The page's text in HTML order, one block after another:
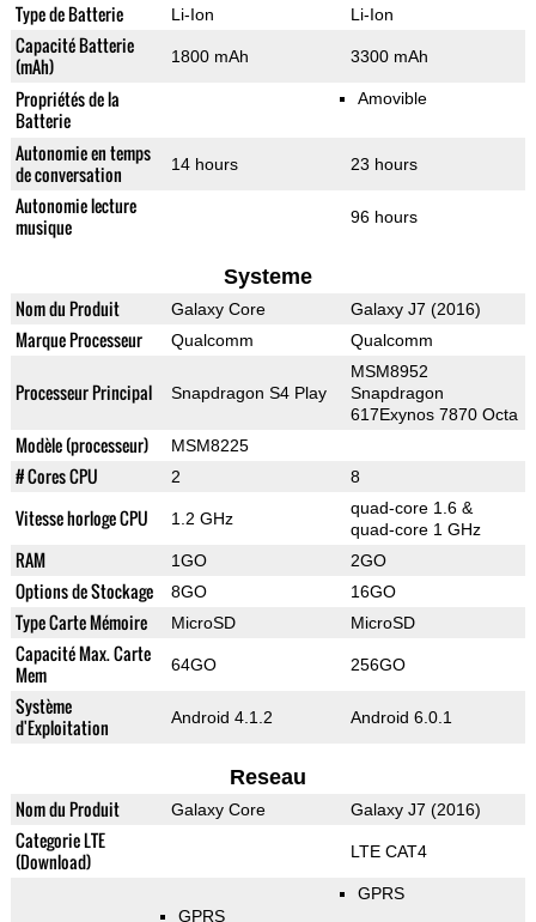
Type de Batterie Li-Ion Li-Ion
Capacité Batterie
(mAh)
1800 mAh 3300 mAh
Propriétés de la
Batterie
Amovible
Autonomie en temps
de conversation
14 hours 23 hours
Autonomie lecture
musique
96 hours
Systeme
Nom du Produit Galaxy Core Galaxy J7 (2016)
Marque Processeur Qualcomm Qualcomm
Processeur Principal Snapdragon S4 Play
MSM8952
Snapdragon
617Exynos 7870 Octa
Modèle (processeur) MSM8225
# Cores CPU 2 8
Vitesse horloge CPU 1.2 GHz
quad-core 1.6 &
quad-core 1 GHz
RAM 1GO 2GO
Options de Stockage 8GO 16GO
Type Carte Mémoire MicroSD MicroSD
Capacité Max. Carte
Mem
64GO 256GO
Système
d'Exploitation
Android 4.1.2 Android 6.0.1
Reseau
Nom du Produit Galaxy Core Galaxy J7 (2016)
Categorie LTE
(Download)
LTE CAT4
GPRS
GPRS